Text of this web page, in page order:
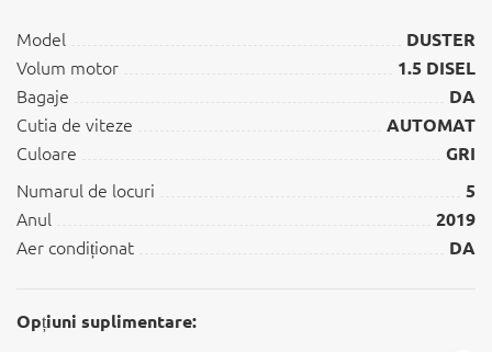
Model
DUSTER
Volum motor
1.5 DISEL
Bagaje
DA
Cutia de viteze
AUTOMAT
Culoare
GRI
Numarul de locuri
5
Anul
2019
Aer condiționat
DA
Opțiuni suplimentare: